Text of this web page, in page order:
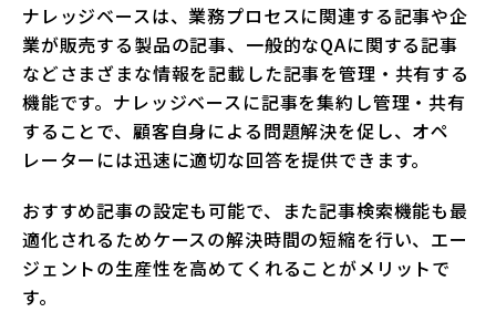
ナレッジベースは、業務プロセスに関連する記事や企
業が販売する製品の記事、一般的なQAに関する記事
などさまざまな情報を記載した記事を管理・共有する
機能です。ナレッジベースに記事を集約し管理・共有
することで、顧客自身による問題解決を促し、オペ
レーターには迅速に適切な回答を提供できます。
おすすめ記事の設定も可能で、また記事検索機能も最
適化されるためケースの解決時間の短縮を行い、エー
ジェントの生産性を高めてくれることがメリットで
す。